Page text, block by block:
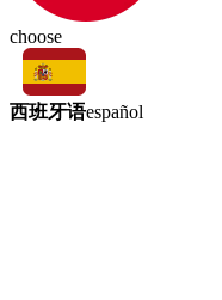
choose
西班牙语español